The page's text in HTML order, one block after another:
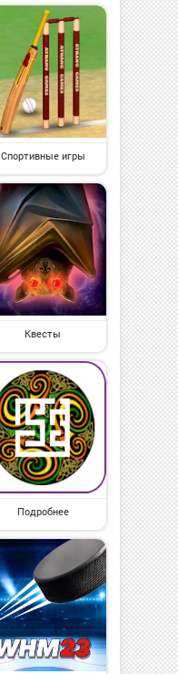
Спортивные игры
Квесты
Подробнее